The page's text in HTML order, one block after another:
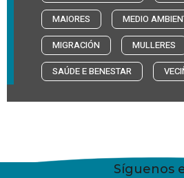
MAIORES
MEDIO
MIGRACIÓN
MULLERES
SAÚDE E BENESTAR
Síguenos